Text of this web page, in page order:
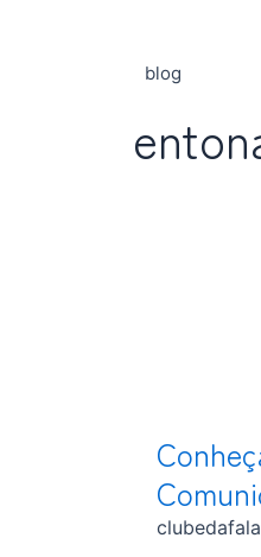
blog
clubedafala